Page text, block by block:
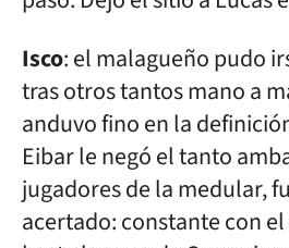
Isco: el malagueño pudo
tras otros tantos mano a
anduvo fino en la
Eibar le negó el tanto
jugadores de la medular,
acertado: constante con